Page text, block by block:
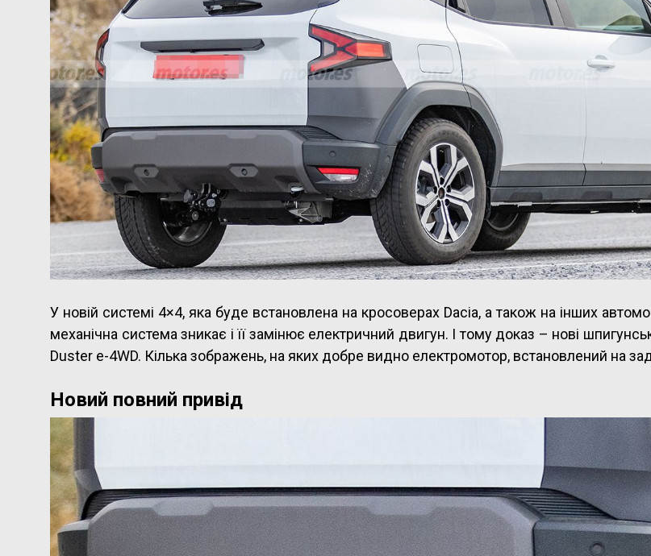
У новій системі 4×4, яка буде встановлена на кросоверах Dacia, а також на інших
механічна система зникає і її замінює електричний двигун. І тому доказ – нові
Duster e-4WD. Кілька зображень, на яких добре видно електромотор, встановлений на
Новий повний привід